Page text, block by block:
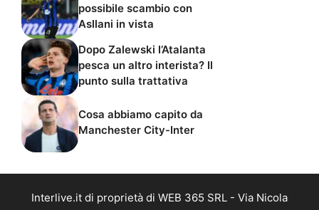
possibile scambio con
Asllani in vista
Dopo Zalewski l’Atalanta
pesca un altro interista? Il
punto sulla trattativa
Cosa abbiamo capito da
Manchester City-Inter
Interlive.it di proprietà di WEB 365 SRL - Via Nicola